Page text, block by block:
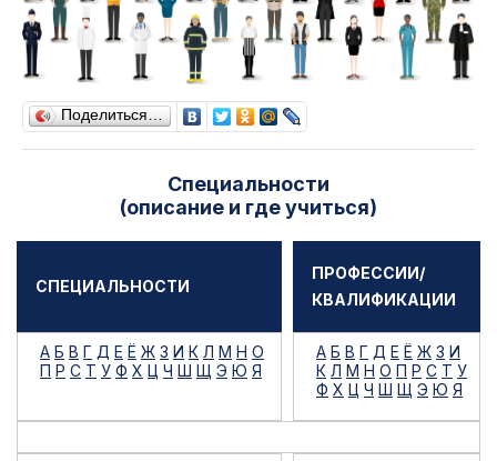
Поделиться…
Специальности
(описание и где учиться)
СПЕЦИАЛЬНОСТИ
ПРОФЕССИИ/
КВАЛИФИКАЦИИ
А Б В Г Д Е Ё Ж З И К Л М Н О
П Р С Т У Ф Х Ц Ч Ш Щ Э Ю Я
А Б В Г Д Е Ё Ж З И
К Л М Н О П Р С Т У
Ф Х Ц Ч Ш Щ Э Ю Я